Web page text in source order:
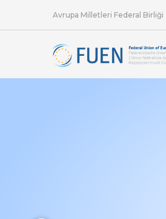
Avrupa Milletleri Federal Birliği